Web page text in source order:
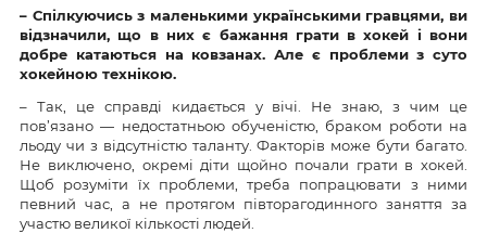
– Спілкуючись з маленькими українськими гравцями, ви
відзначили, що в них є бажання грати в хокей і вони
добре катаються на ковзанах. Але є проблеми з суто
хокейною технікою.
– Так, це справді кидається у вічі. Не знаю, з чим це
пов’язано — недостатньою обученістю, браком роботи на
льоду чи з відсутністю таланту. Факторів може бути багато.
Не виключено, окремі діти щойно почали грати в хокей.
Щоб розуміти їх проблеми, треба попрацювати з ними
певний час, а не протягом півторагодинного заняття за
участю великої кількості людей.